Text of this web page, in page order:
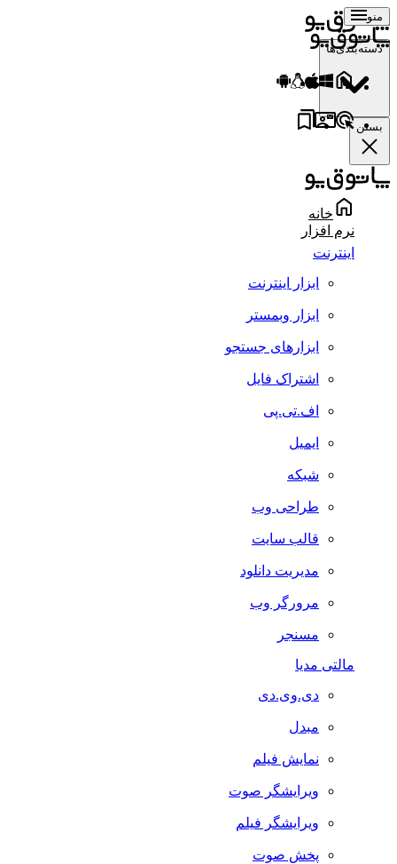
منو
دسته‌بندی‌ها
بستن
خانه
نرم افزار
اینترنت
ابزار اینترنت
ابزار وبمستر
ابزارهای جستجو
اشتراک فایل
اف.تی.پی
ایمیل
شبکه
طراحی وب
قالب سایت
مدیریت دانلود
مرورگر وب
مسنجر
مالتی مدیا
دی.وی.دی
مبدل
نمایش فیلم
ویرایشگر صوت
ویرایشگر فیلم
پخش صوت